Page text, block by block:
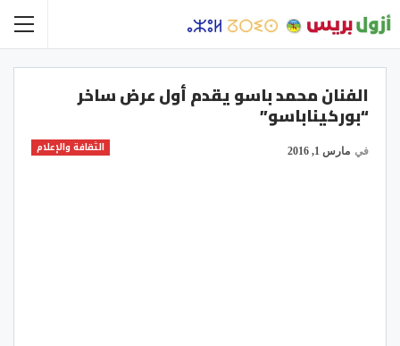
الفنان محمد باسو يقدم أول عرض ساخر
“بوركيناباسو”
الثقافة والإعلام في مارس 1, 2016